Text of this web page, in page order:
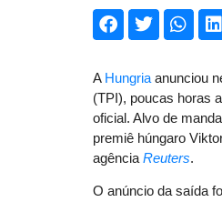
A Hungria anunciou
(TPI), poucas horas
oficial. Alvo de
premiê húngaro
agência Reuters.
O anúncio da saída